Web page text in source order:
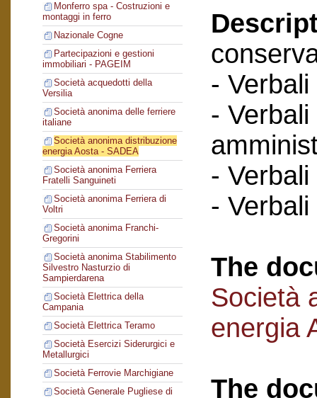
Monferro spa - Costruzioni e
montaggi in ferro
Nazionale Cogne
Partecipazioni e gestioni
immobiliari - PAGEIM
Società acquedotti della
Versilia
Società anonima delle ferriere
italiane
Società anonima distribuzione
energia Aosta - SADEA
Società anonima Ferriera
Fratelli Sanguineti
Società anonima Ferriera di
Voltri
Società anonima Franchi-
Gregorini
Società anonima Stabilimento
Silvestro Nasturzio di
Sampierdarena
Società Elettrica della
Campania
Società Elettrica Teramo
Società Esercizi Siderurgici e
Metallurgici
Società Ferrovie Marchigiane
Società Generale Pugliese di
-
-
-
-
The
Società
energia
The